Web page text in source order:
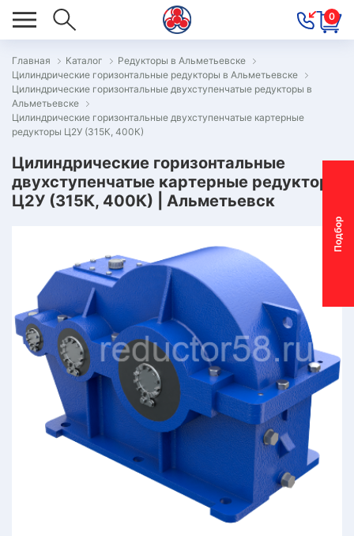
0
П
о
д
б
о
р
м
о
т
о
р
-
р
е
д
у
к
т
о
р
Главная Каталог
Редукторы в Альметьевске
Цилиндрические горизонтальные редукторы в Альметьевске
Цилиндрические горизонтальные двухступенчатые редукторы в
Альметьевске
Цилиндрические горизонтальные двухступенчатые картерные
редукторы Ц2У (315К, 400К)
Цилиндрические горизонтальные
двухступенчатые картерные редукторы
Ц2У (315К, 400К) | Альметьевск